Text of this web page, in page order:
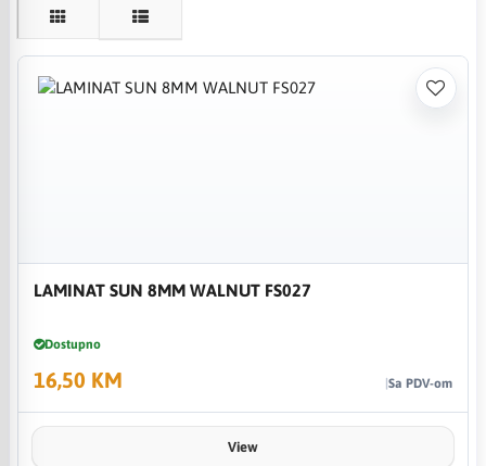
LAMINAT SUN 8MM WALNUT FS027
Dostupno
16,50 KM Sa PDV-om
View